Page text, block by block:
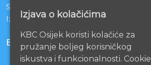
Sestrinstvo KBC Osijek
Izjava o pristupačnosti mrežnih stranica
BOLNICE PARTNERI
Izjava o kolačićima
KBC Osijek koristi kolačiće za
pružanje boljeg korisničkog
iskustva i funkcionalnosti. Cookie